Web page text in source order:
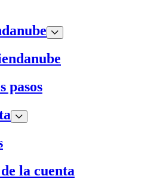
pasos
la cuenta